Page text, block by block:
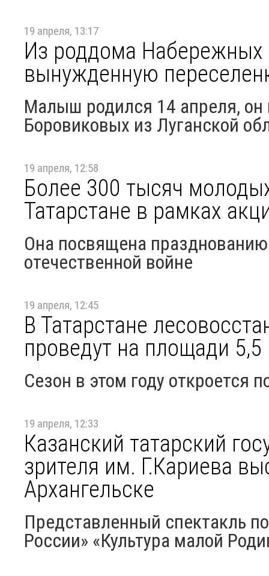
19 апреля, 13:17
Из роддома
вынужденную
Малыш родился 14 апреля, он
Боровиковых из Луганской
19 апреля, 12:58
Более 300 тысяч
Татарстане в рамках
Она посвящена
отечественной войне
19 апреля, 12:45
В Татарстане
проведут на площади 5,5
Сезон в этом году откроется
19 апреля, 12:33
Казанский татарский
зрителя им. Г.Кариева
Архангельске
Представленный спектакль
России» «Культура малой